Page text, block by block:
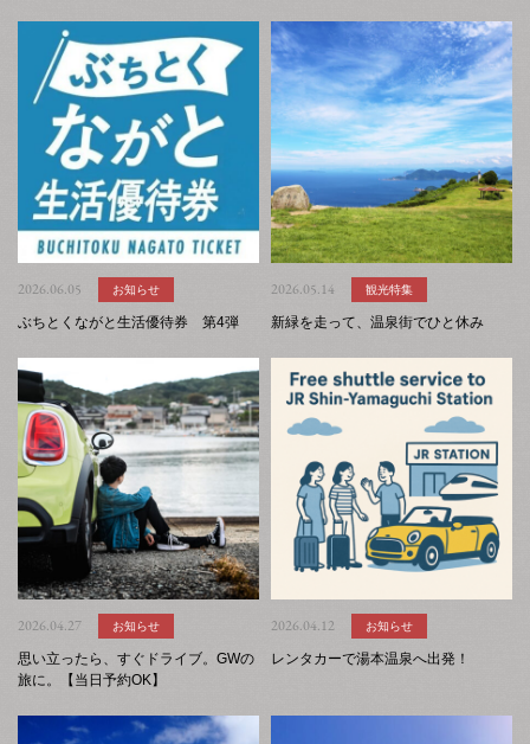
2026.06.05 お知らせ
ぶちとくながと生活優待券 第4弾
2026.05.14 観光特集
新緑を走って、温泉街でひと休み
2026.04.27 お知らせ
思い立ったら、すぐドライブ。GWの
旅に。【当日予約OK】
2026.04.12 お知らせ
レンタカーで湯本温泉へ出発！